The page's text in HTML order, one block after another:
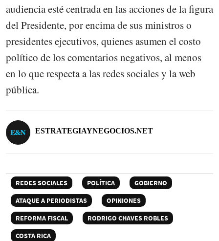
audiencia esté centrada en las acciones de la figura
del Presidente, por encima de sus ministros o
presidentes ejecutivos, quienes asumen el costo
político de los comentarios negativos, al menos
en lo que respecta a las redes sociales y la web
pública.
ESTRATEGIAYNEGOCIOS.NET
REDES SOCIALES POLÍTICA
GOBIERNO
ATAQUE A PERIODISTAS
OPINIONES
REFORMA FISCAL
RODRIGO CHAVES ROBLES
COSTA RICA